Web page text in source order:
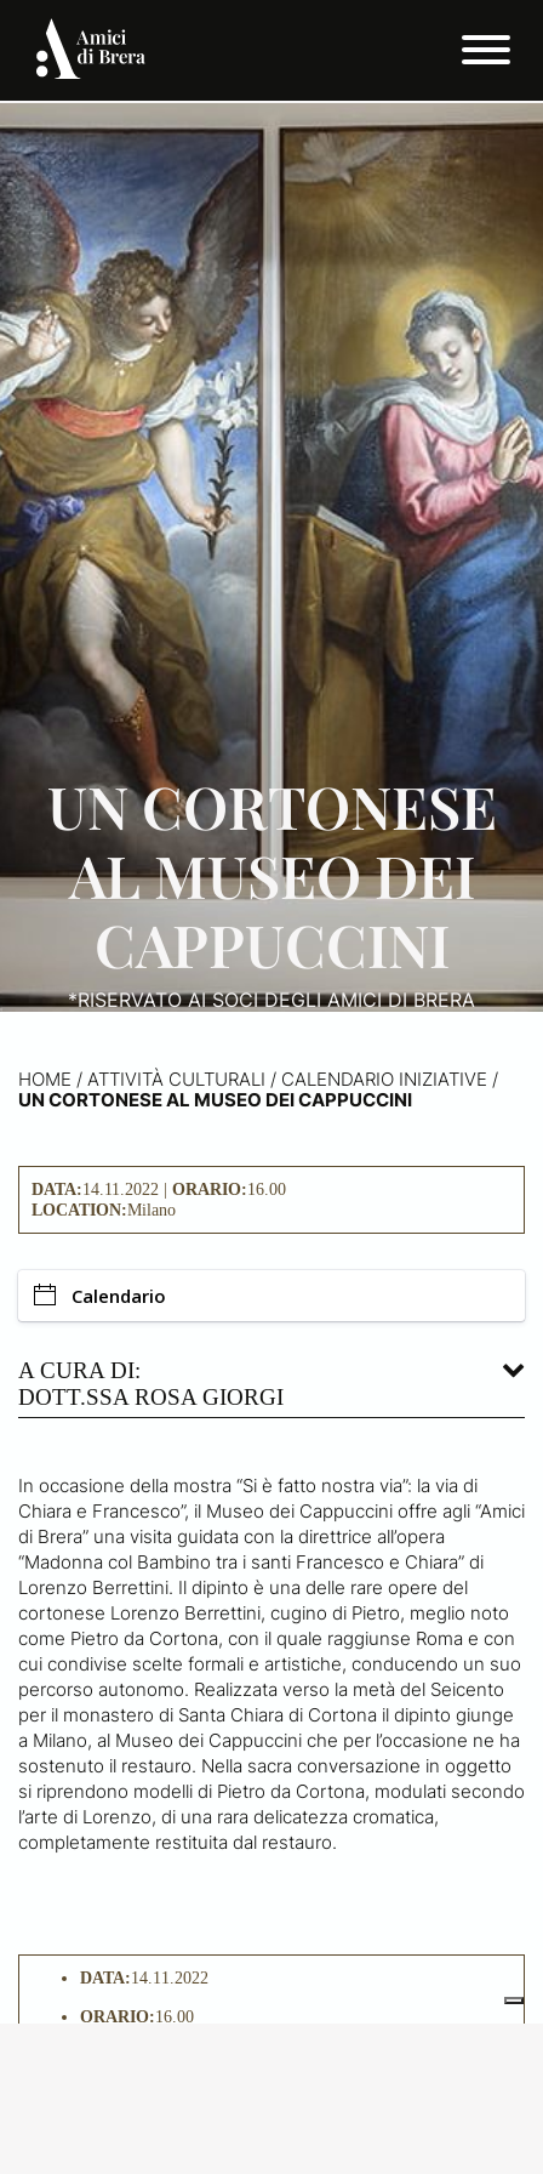
UN CORTONESE
AL MUSEO DEI
CAPPUCCINI
*RISERVATO AI SOCI DEGLI AMICI DI BRERA
HOME / ATTIVITÀ CULTURALI / CALENDARIO INIZIATIVE /
UN CORTONESE AL MUSEO DEI CAPPUCCINI
DATA:14.11.2022 | ORARIO:16.00
LOCATION:Milano
Calendario
A CURA DI:
DOTT.SSA ROSA GIORGI
In occasione della mostra “Si è fatto nostra via”: la via di
Chiara e Francesco”, il Museo dei Cappuccini offre agli “Amici
di Brera” una visita guidata con la direttrice all’opera
“Madonna col Bambino tra i santi Francesco e Chiara” di
Lorenzo Berrettini. Il dipinto è una delle rare opere del
cortonese Lorenzo Berrettini, cugino di Pietro, meglio noto
come Pietro da Cortona, con il quale raggiunse Roma e con
cui condivise scelte formali e artistiche, conducendo un suo
percorso autonomo. Realizzata verso la metà del Seicento
per il monastero di Santa Chiara di Cortona il dipinto giunge
a Milano, al Museo dei Cappuccini che per l’occasione ne ha
sostenuto il restauro. Nella sacra conversazione in oggetto
si riprendono modelli di Pietro da Cortona, modulati secondo
l’arte di Lorenzo, di una rara delicatezza cromatica,
completamente restituita dal restauro.
DATA:14.11.2022
ORARIO:16.00